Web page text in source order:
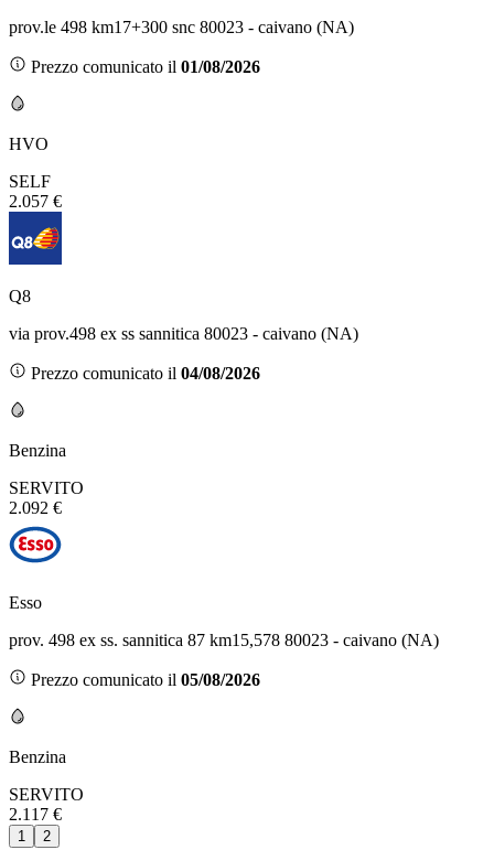
prov.le 498 km17+300 snc 80023 - caivano (NA)
Prezzo comunicato il 01/08/2026
HVO
SELF
2.057 €
Q8
via prov.498 ex ss sannitica 80023 - caivano (NA)
Prezzo comunicato il 04/08/2026
Benzina
SERVITO
2.092 €
Esso
prov. 498 ex ss. sannitica 87 km15,578 80023 - caivano (NA)
Prezzo comunicato il 05/08/2026
Benzina
SERVITO
2.117 €
1 2